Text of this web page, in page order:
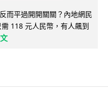
而平過開開關關？內地網民
118 元人民幣，有人飆到